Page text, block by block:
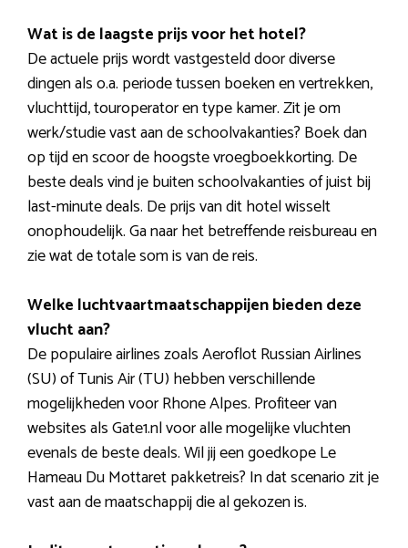
Wat is de laagste prijs voor het hotel?
De actuele prijs wordt vastgesteld door diverse
dingen als o.a. periode tussen boeken en vertrekken,
vluchttijd, touroperator en type kamer. Zit je om
werk/studie vast aan de schoolvakanties? Boek dan
op tijd en scoor de hoogste vroegboekkorting. De
beste deals vind je buiten schoolvakanties of juist bij
last-minute deals. De prijs van dit hotel wisselt
onophoudelijk. Ga naar het betreffende reisbureau en
zie wat de totale som is van de reis.
Welke luchtvaartmaatschappijen bieden deze
vlucht aan?
De populaire airlines zoals Aeroflot Russian Airlines
(SU) of Tunis Air (TU) hebben verschillende
mogelijkheden voor Rhone Alpes. Profiteer van
websites als Gate1.nl voor alle mogelijke vluchten
evenals de beste deals. Wil jij een goedkope Le
Hameau Du Mottaret pakketreis? In dat scenario zit je
vast aan de maatschappij die al gekozen is.